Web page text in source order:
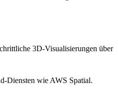
3D-Visualisierungen über
Diensten wie AWS Spatial.